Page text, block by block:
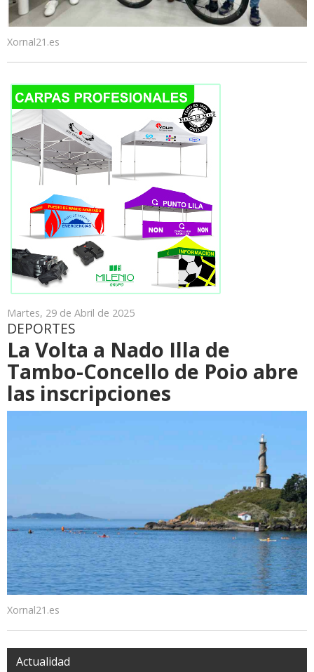
Xornal21.es
Martes, 29 de Abril de 2025
DEPORTES
La Volta a Nado Illa de
Tambo-Concello de Poio abre
las inscripciones
Xornal21.es
Actualidad